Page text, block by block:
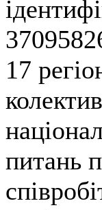
17
питань